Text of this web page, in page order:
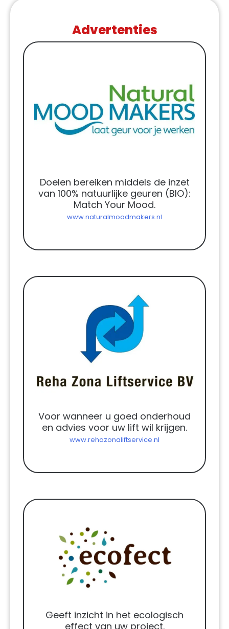
Advertenties
Doelen bereiken middels de inzet
van 100% natuurlijke geuren (BIO):
Match Your Mood.
www.naturalmoodmakers.nl
Voor wanneer u goed onderhoud
en advies voor uw lift wil krijgen.
www.rehazonaliftservice.nl
Geeft inzicht in het ecologisch
effect van uw project.